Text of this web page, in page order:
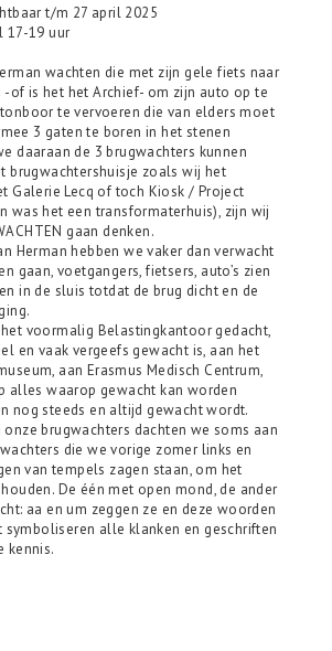
t/m 27 april 2025
17-19 uur
wachten die met zijn gele fiets naar
-of is het het Archief- om zijn auto op te
te vervoeren die van elders moet
3 gaten te boren in het stenen
daaraan de 3 brugwachters kunnen
brugwachtershuisje zoals wij het
Galerie Lecq of toch Kiosk / Project
was het een transformaterhuis), zijn wij
gaan denken.
Herman hebben we vaker dan verwacht
gaan, voetgangers, fietsers, auto’s zien
in de sluis totdat de brug dicht en de
het voormalig Belastingkantoor gedacht,
en vaak vergeefs gewacht is, aan het
aan Erasmus Medisch Centrum,
alles waarop gewacht kan worden
nog steeds en altijd gewacht wordt.
onze brugwachters dachten we soms aan
die we vorige zomer links en
van tempels zagen staan, om het
De één met open mond, de ander
aa en um zeggen ze en deze woorden
symboliseren alle klanken en geschriften
kennis.